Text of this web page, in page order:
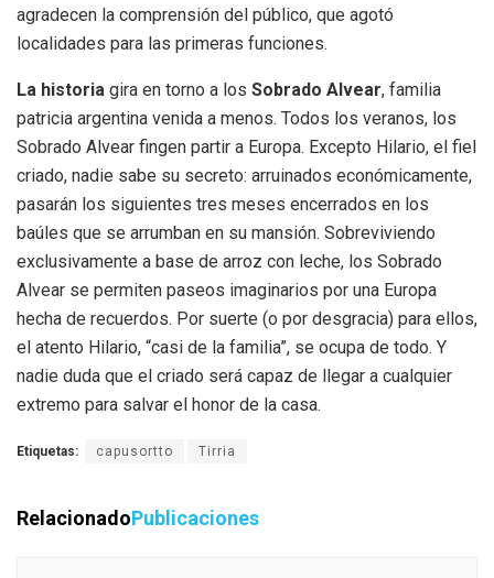
agradecen la comprensión del público, que agotó
localidades para las primeras funciones.
La historia gira en torno a los Sobrado Alvear, familia
patricia argentina venida a menos. Todos los veranos, los
Sobrado Alvear fingen partir a Europa. Excepto Hilario, el fiel
criado, nadie sabe su secreto: arruinados económicamente,
pasarán los siguientes tres meses encerrados en los
baúles que se arrumban en su mansión. Sobreviviendo
exclusivamente a base de arroz con leche, los Sobrado
Alvear se permiten paseos imaginarios por una Europa
hecha de recuerdos. Por suerte (o por desgracia) para ellos,
el atento Hilario, “casi de la familia”, se ocupa de todo. Y
nadie duda que el criado será capaz de llegar a cualquier
extremo para salvar el honor de la casa.
Etiquetas: capusortto Tirria
RelacionadoPublicaciones